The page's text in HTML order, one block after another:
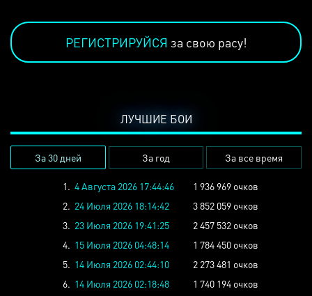
РЕГИСТРИРУЙСЯ за свою расу!
ЛУЧШИЕ БОИ
За 30 дней За год За все время
1. 4 Августа 2026 17:44:46
1 936 969 очков
2. 24 Июля 2026 18:14:42
3 852 059 очков
3. 23 Июля 2026 19:41:25
2 457 532 очков
4. 15 Июля 2026 04:48:14
1 784 450 очков
5. 14 Июля 2026 02:44:10
2 273 481 очков
6. 14 Июля 2026 02:18:48
1 740 194 очков